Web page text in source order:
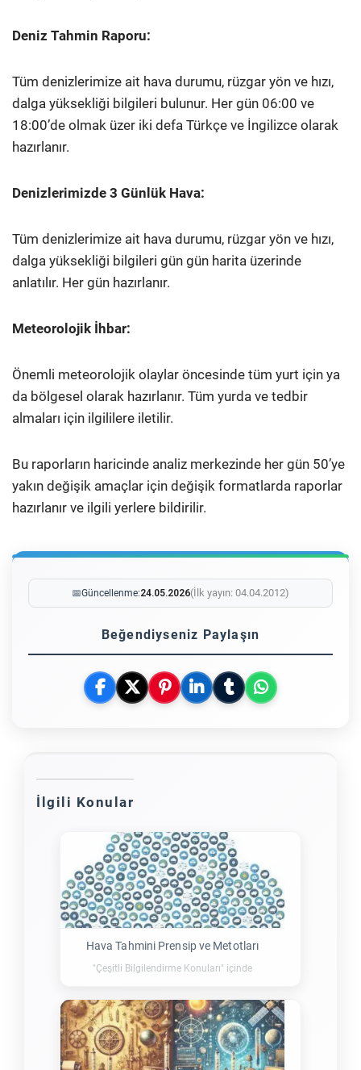
Deniz Tahmin Raporu:
Tüm denizlerimize ait hava durumu, rüzgar yön ve hızı,
dalga yüksekliği bilgileri bulunur. Her gün 06:00 ve
18:00’de olmak üzer iki defa Türkçe ve İngilizce olarak
hazırlanır.
Denizlerimizde 3 Günlük Hava:
Tüm denizlerimize ait hava durumu, rüzgar yön ve hızı,
dalga yüksekliği bilgileri gün gün harita üzerinde
anlatılır. Her gün hazırlanır.
Meteorolojik İhbar:
Önemli meteorolojik olaylar öncesinde tüm yurt için ya
da bölgesel olarak hazırlanır. Tüm yurda ve tedbir
almaları için ilgililere iletilir.
Bu raporların haricinde analiz merkezinde her gün 50’ye
yakın değişik amaçlar için değişik formatlarda raporlar
hazırlanır ve ilgili yerlere bildirilir.
📅Güncellenme:24.05.2026(İlk yayın: 04.04.2012)
Beğendiyseniz Paylaşın
İlgili Konular
Hava Tahmini Prensip ve Metotları
"Çeşitli Bilgilendirme Konuları" içinde